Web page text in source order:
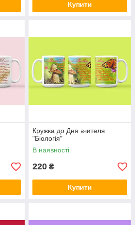
Купити
Кружка до Дня вчителя
"Біологія"
В наявності
220 ₴
Купити